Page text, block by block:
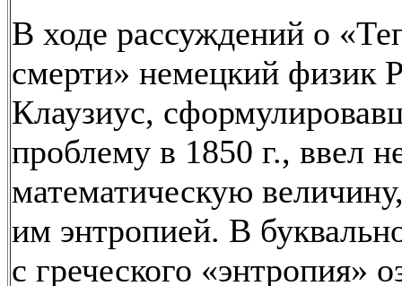
В ходе рассуждений о
смерти» немецкий физик
Клаузиус,
проблему в 1850 г., ввел
математическую
им энтропией. В
с греческого «энтропия»